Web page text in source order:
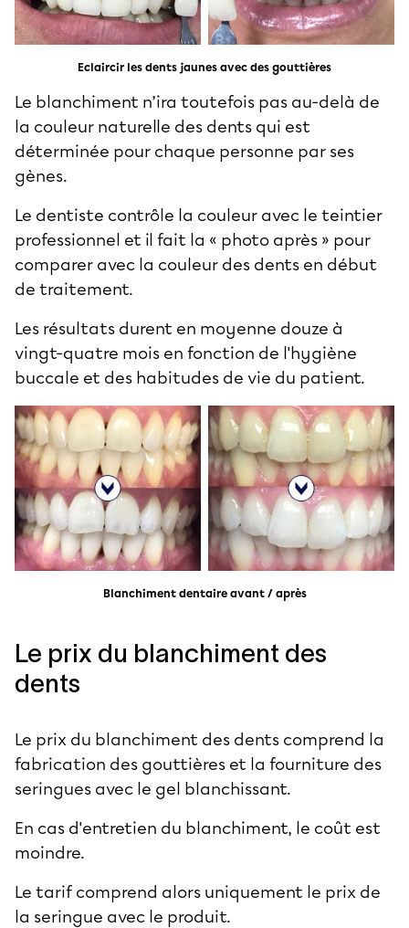
Eclaircir les dents jaunes avec des gouttières
Le blanchiment n’ira toutefois pas au-delà de
la couleur naturelle des dents qui est
déterminée pour chaque personne par ses
gènes.
Le dentiste contrôle la couleur avec le teintier
professionnel et il fait la « photo après » pour
comparer avec la couleur des dents en début
de traitement.
Les résultats durent en moyenne douze à
vingt-quatre mois en fonction de l'hygiène
buccale et des habitudes de vie du patient.
Blanchiment dentaire avant / après
Le prix du blanchiment des
dents
Le prix du blanchiment des dents comprend la
fabrication des gouttières et la fourniture des
seringues avec le gel blanchissant.
En cas d'entretien du blanchiment, le coût est
moindre.
Le tarif comprend alors uniquement le prix de
la seringue avec le produit.